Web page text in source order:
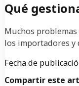
Qué
Muchos
los importadores y
Fecha de
Compartir este